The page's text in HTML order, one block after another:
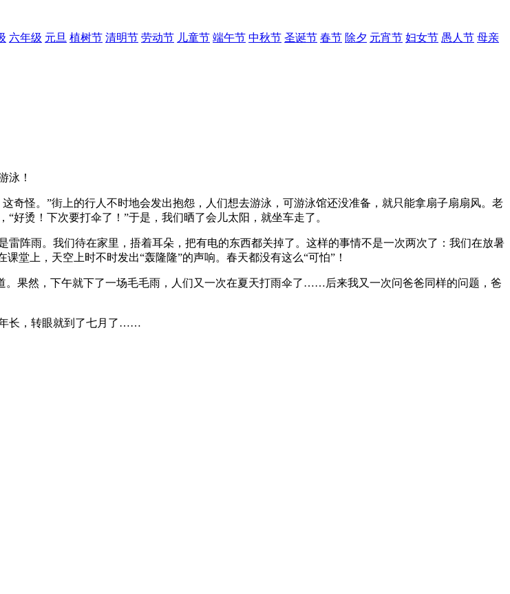
六年级 元旦 植树节 清明节 劳动节 儿童节 端午节 中秋节 圣诞节 春节 除夕 元宵节 妇女节 愚人节 母亲
泳！
奇怪。”街上的行人不时地会发出抱怨，人们想去游泳，可游泳馆还没准备，就只能拿扇子扇扇风。老
好烫！下次要打伞了！”于是，我们晒了会儿太阳，就坐车走了。
阵雨。我们待在家里，捂着耳朵，把有电的东西都关掉了。这样的事情不是一次两次了：我们在放暑
堂上，天空上时不时发出“轰隆隆”的声响。春天都没有这么“可怕”！
。果然，下午就下了一场毛毛雨，人们又一次在夏天打雨伞了……后来我又一次问爸爸同样的问题，爸
长，转眼就到了七月了……